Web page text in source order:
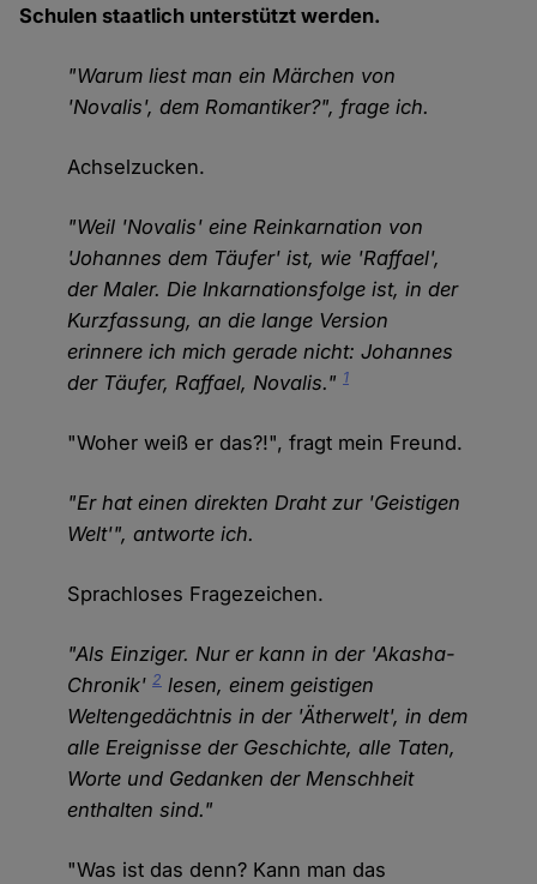
Schulen staatlich unterstützt werden.
"Warum liest man ein Märchen von
'Novalis', dem Romantiker?", frage ich.
Achselzucken.
"Weil 'Novalis' eine Reinkarnation von
'Johannes dem Täufer' ist, wie 'Raffael',
der Maler. Die Inkarnationsfolge ist, in der
Kurzfassung, an die lange Version
erinnere ich mich gerade nicht: Johannes
der Täufer, Raffael, Novalis."1
"Woher weiß er das?!", fragt mein Freund.
"Er hat einen direkten Draht zur 'Geistigen
Welt'", antworte ich.
Sprachloses Fragezeichen.
"Als Einziger. Nur er kann in der 'Akasha-
Chronik'2 lesen, einem geistigen
Weltengedächtnis in der 'Ätherwelt', in dem
alle Ereignisse der Geschichte, alle Taten,
Worte und Gedanken der Menschheit
enthalten sind."
"Was ist das denn? Kann man das